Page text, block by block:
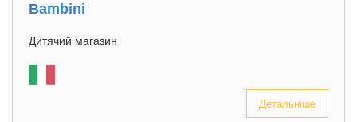
Bambini
Дитячий магазин
Детальніше